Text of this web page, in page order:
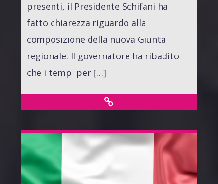
presenti, il Presidente Schifani ha
fatto chiarezza riguardo alla
composizione della nuova Giunta
regionale. Il governatore ha ribadito
che i tempi per […]